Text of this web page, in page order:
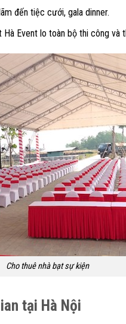
đến tiệc cưới, gala dinner.
Event lo toàn bộ thi công và
Cho thuê nhà bạt sự kiện
tại Hà Nội